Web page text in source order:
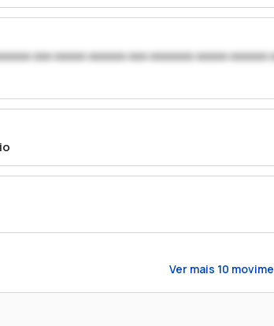
xxx xxxxx xxxxxx xxx xxxxxxx xxxxx xxxxxx
Ver mais 10